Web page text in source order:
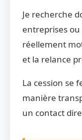
Je recherche
entreprises
réellement
et la relance
La cession se
manière
un contact